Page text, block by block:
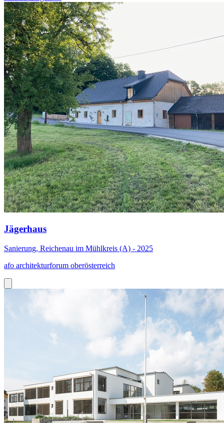
Jägerhaus
Sanierung, Reichenau im Mühlkreis (A) - 2025
afo architekturforum oberösterreich